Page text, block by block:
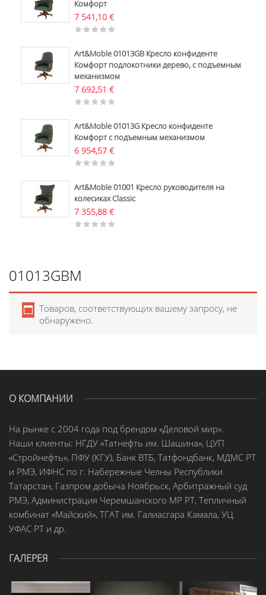
Комфорт
7 541,10 €
Art&Moble 01013GB Кресло конфиденте
Комфорт подлокотники дерево, с подъемным
механизмом
7 692,51 €
Art&Moble 01013G Кресло конфиденте
Комфорт с подъемным механизмом
6 954,57 €
Art&Moble 01001 Кресло руководителя на
колесиках Classic
7 355,88 €
01013GBM
Товаров, соответствующих вашему запросу, не
обнаружено.
О КОМПАНИИ
На рынке с 2004 года под брендом «Деловой мир».
Наши клиенты: НГДУ «Татнефть им. Шашина», ЦУП
«Стройнефть», ПФУ (КГУ), Банк ВТБ, Татфондбанк, МДМС РТ
и РМЭ, ИФНС по г. Набережные Челны Республики
Татарстан, Газпром добыча Ноябрьск, Арбитражный суд
РМЭ, Администрация Черемшанского МР РТ, Тепличный
комбинат «Майский», ТГАТ им. Галиасгара Камала, УЦ
УФАС РТ и др.
ГАЛЕРЕЯ